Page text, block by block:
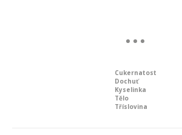
Cukernatost
Dochuť
Kyselinka
Tělo
Tříslovina